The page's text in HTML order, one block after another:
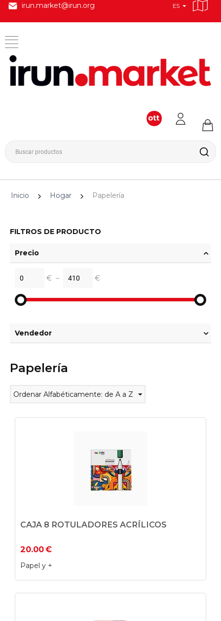
irun.market@irun.org ES
Inicio Hogar Papelería
FILTROS DE PRODUCTO
Precio
€ – €
Vendedor
Papelería
Ordenar Alfabéticamente: de A a Z
CAJA 8 ROTULADORES ACRÍLICOS
20.00€
Papel y +